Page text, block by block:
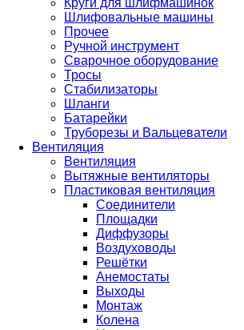
Круги для шлифмашинок
Шлифовальные машины
Прочее
Ручной инструмент
Сварочное оборудование
Тросы
Стабилизаторы
Шланги
Батарейки
Труборезы и Вальцеватели
Вентиляция
Вентиляция
Вытяжные вентиляторы
Пластиковая вентиляция
Соединители
Площадки
Диффузоры
Воздуховоды
Решётки
Анемостаты
Выходы
Монтаж
Колена